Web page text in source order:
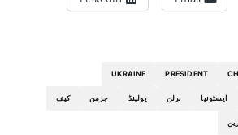
PRESIDENT
UKRAINE
ایسٹونیا برلن پولینڈ جرمن کیف